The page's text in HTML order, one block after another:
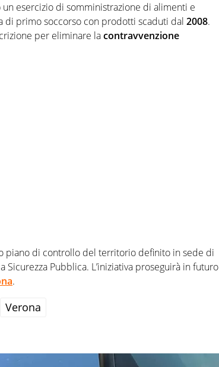
esercizio di somministrazione di alimenti e
di primo soccorso con prodotti scaduti dal 2008.
per eliminare lacontravvenzione
piano di controllo del territorio definito in sede di
Sicurezza Pubblica. L’iniziativa proseguirà in futuro
.
Verona